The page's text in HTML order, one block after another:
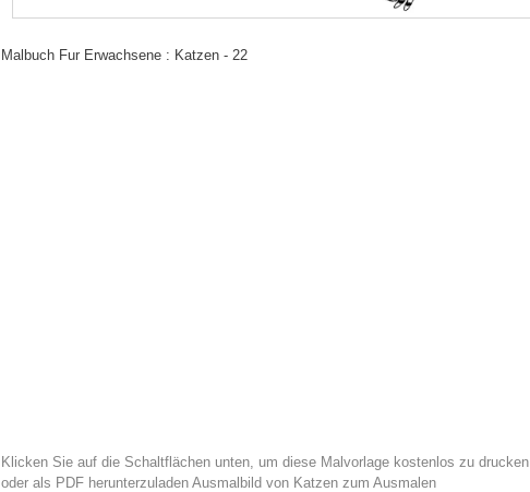
Malbuch Fur Erwachsene : Katzen - 22
Klicken Sie auf die Schaltflächen unten, um diese Malvorlage kostenlos zu drucken
oder als PDF herunterzuladen Ausmalbild von Katzen zum Ausmalen